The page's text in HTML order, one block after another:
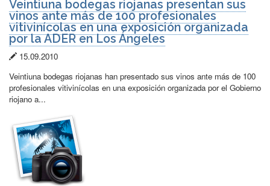
Veintiuna bodegas riojanas presentan sus
vinos ante más de 100 profesionales
vitivinícolas en una exposición organizada
por la ADER en Los Ángeles
Fecha
de
publicación:
15.09.2010
Veintiuna bodegas riojanas han presentado sus vinos ante más de 100
profesionales vitivinícolas en una exposición organizada por el Gobierno
riojano a...